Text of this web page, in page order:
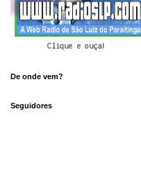
Clique e ouça!
De onde vem?
Seguidores